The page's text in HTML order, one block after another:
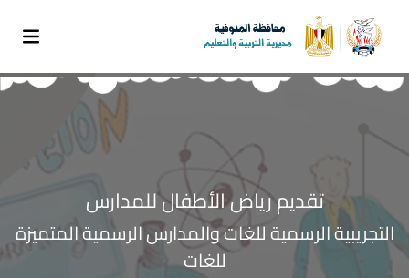
تقديم رياض الأطفال للمدارس
التجريبية الرسمية للغات والمدارس الرسمية المتميزة
للغات